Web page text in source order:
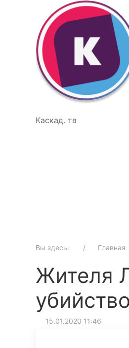
Каскад. тв
Вы здесь: Главная
Жителя
15.01.2020 11:46